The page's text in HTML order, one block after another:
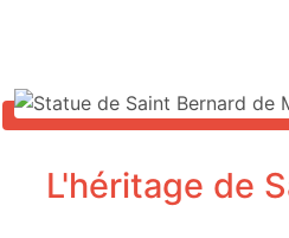
L'héritage de